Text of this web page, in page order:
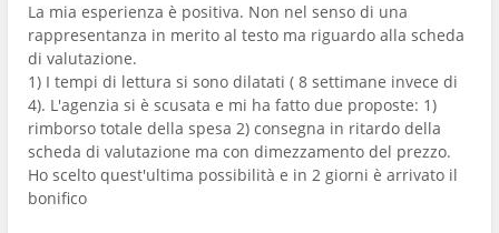
La mia esperienza è positiva. Non nel senso di una
rappresentanza in merito al testo ma riguardo alla scheda
di valutazione.
1) I tempi di lettura si sono dilatati ( 8 settimane invece di
4). L'agenzia si è scusata e mi ha fatto due proposte: 1)
rimborso totale della spesa 2) consegna in ritardo della
scheda di valutazione ma con dimezzamento del prezzo.
Ho scelto quest'ultima possibilità e in 2 giorni è arrivato il
bonifico